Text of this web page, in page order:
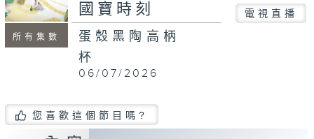
所有集數
國寶時刻 電視直播
蛋殼黑陶高柄
杯
06/07/2026
您喜歡這個節目嗎?